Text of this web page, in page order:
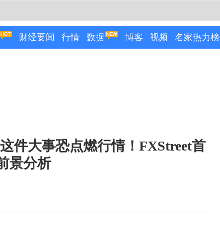
财经要闻 行情 数据 博客 视频 名家热力榜
件大事恐点燃行情！FXStreet首
景分析